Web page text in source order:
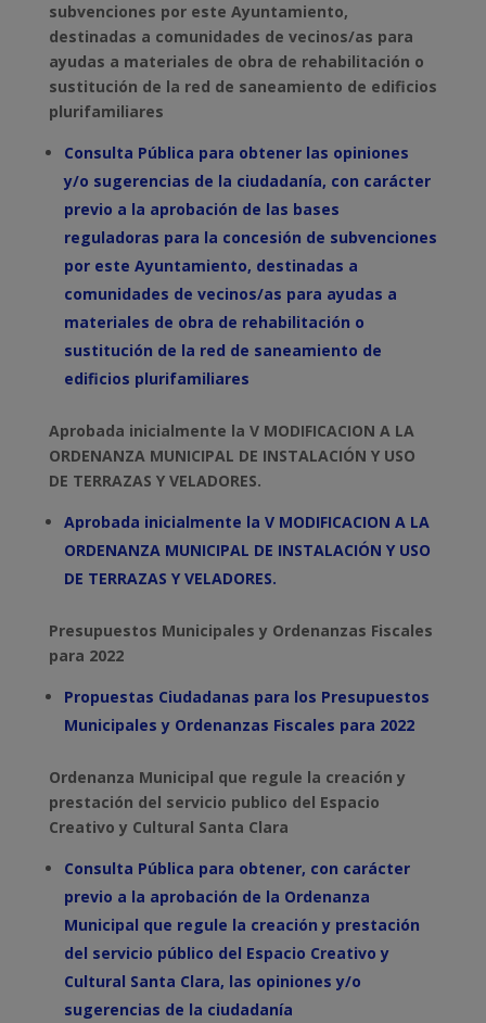
subvenciones por este Ayuntamiento,
destinadas a comunidades de vecinos/as para
ayudas a materiales de obra de rehabilitación o
sustitución de la red de saneamiento de edificios
plurifamiliares
Consulta Pública para obtener las opiniones
y/o sugerencias de la ciudadanía, con carácter
previo a la aprobación de las bases
reguladoras para la concesión de subvenciones
por este Ayuntamiento, destinadas a
comunidades de vecinos/as para ayudas a
materiales de obra de rehabilitación o
sustitución de la red de saneamiento de
edificios plurifamiliares
Aprobada inicialmente la V MODIFICACION A LA
ORDENANZA MUNICIPAL DE INSTALACIÓN Y USO
DE TERRAZAS Y VELADORES.
Aprobada inicialmente la V MODIFICACION A LA
ORDENANZA MUNICIPAL DE INSTALACIÓN Y USO
DE TERRAZAS Y VELADORES.
Presupuestos Municipales y Ordenanzas Fiscales
para 2022
Propuestas Ciudadanas para los Presupuestos
Municipales y Ordenanzas Fiscales para 2022
Ordenanza Municipal que regule la creación y
prestación del servicio publico del Espacio
Creativo y Cultural Santa Clara
Consulta Pública para obtener, con carácter
previo a la aprobación de la Ordenanza
Municipal que regule la creación y prestación
del servicio público del Espacio Creativo y
Cultural Santa Clara, las opiniones y/o
sugerencias de la ciudadanía